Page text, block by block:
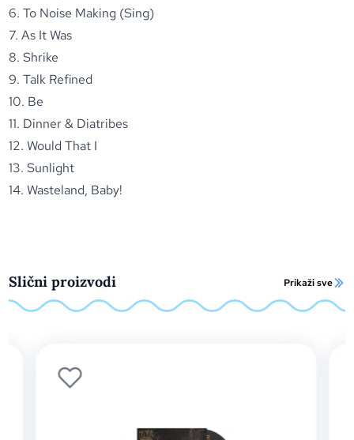
6. To Noise Making (Sing)
7. As It Was
8. Shrike
9. Talk Refined
10. Be
11. Dinner & Diatribes
12. Would That I
13. Sunlight
14. Wasteland, Baby!
Slični proizvodi Prikaži sve